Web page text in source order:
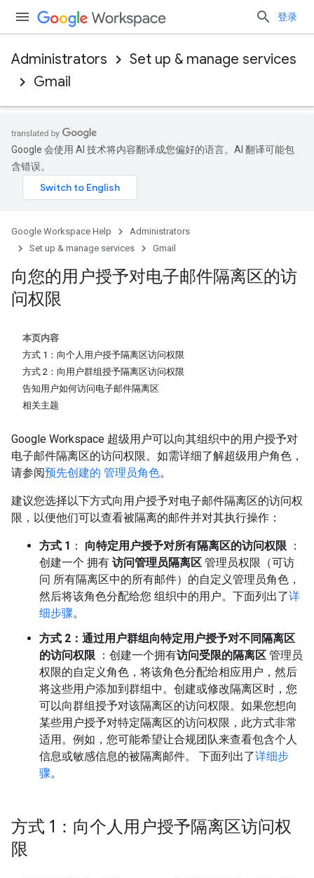
登录
Administrators
Set up & manage services
Gmail
Google 会使用 AI 技术将内容翻译成您偏好的语言。AI 翻译可能包
含错误。
Google Workspace Help
Administrators
Set up & manage services
Gmail
向您的用户授予对电子邮件隔离区的访
问权限
本页内容
方式 1：向个人用户授予隔离区访问权限
方式 2：向用户群组授予隔离区访问权限
告知用户如何访问电子邮件隔离区
相关主题
Google Workspace 超级用户可以向其组织中的用户授予对
电子邮件隔离区的访问权限。如需详细了解超级用户角色，
请参阅预先创建的 管理员角色。
建议您选择以下方式向用户授予对电子邮件隔离区的访问权
限，以便他们可以查看被隔离的邮件并对其执行操作：
方式 1 ： 向特定用户授予对所有隔离区的访问权限 ：
创建一个 拥有 访问管理员隔离区 管理员权限（可访
问 所有隔离区中的所有邮件）的自定义管理员角色，
然后将该角色分配给您 组织中的用户。下面列出了详
细步骤。
方式 2：通过用户群组向特定用户授予对不同隔离区
的访问权限 ：创建一个拥有访问受限的隔离区 管理员
权限的自定义角色，将该角色分配给相应用户，然后
将这些用户添加到群组中。创建或修改隔离区时，您
可以向群组授予对该隔离区的访问权限。如果您想向
某些用户授予对特定隔离区的访问权限，此方式非常
适用。例如，您可能希望让合规团队来查看包含个人
信息或敏感信息的被隔离邮件。 下面列出了详细步
骤。
方式 1：向个人用户授予隔离区访问权
限